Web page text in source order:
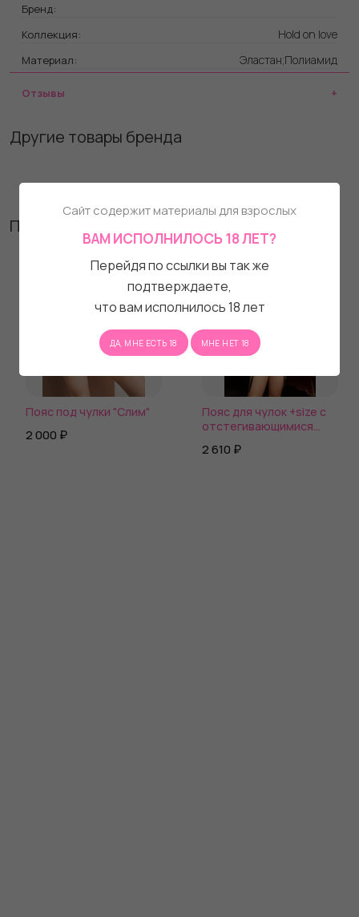
Бренд:
Коллекция:
Hold on love
Материал: Эластан;Полиамид
Отзывы
Другие товары бренда
Похожие товары
Пояс под чулки "Слим"
2 000 ₽
Пояс для чулок +size с
отстегивающимися
2 610 ₽
Сайт содержит материалы для взрослых
ВАМ ИСПОЛНИЛОСЬ 18 ЛЕТ?
Перейдя по ссылки вы так же
подтверждаете,
что вам исполнилось 18 лет
ДА, МНЕ ЕСТЬ 18 МНЕ НЕТ 18